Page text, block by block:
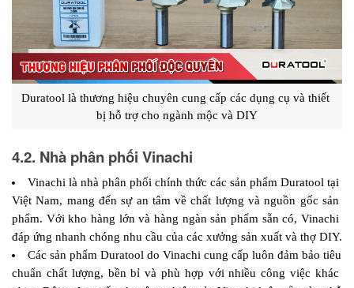
Duratool là thương hiệu chuyên cung cấp các dụng cụ và thiết
bị hỗ trợ cho ngành mộc và DIY
4.2. Nhà phân phối Vinachi
Vinachi là nhà phân phối chính thức các sản phẩm Duratool tại
Việt Nam, mang đến sự an tâm về chất lượng và nguồn gốc sản
phẩm. Với kho hàng lớn và hàng ngàn sản phẩm sẵn có, Vinachi
đáp ứng nhanh chóng nhu cầu của các xưởng sản xuất và thợ DIY.
Các sản phẩm Duratool do Vinachi cung cấp luôn đảm bảo tiêu
chuẩn chất lượng, bền bỉ và phù hợp với nhiều công việc khác